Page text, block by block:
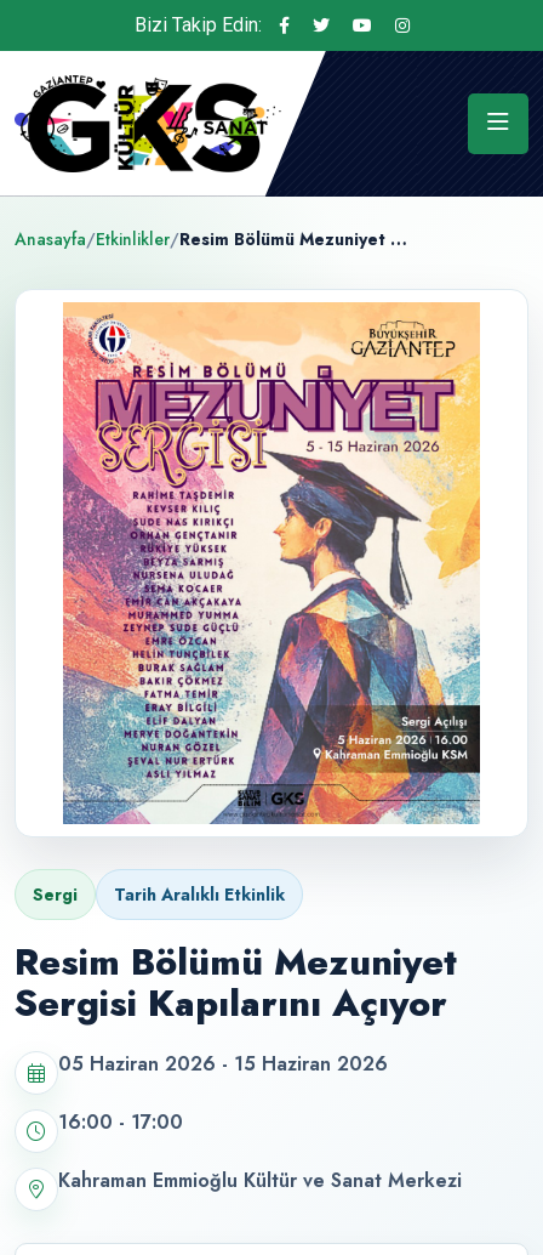
Bizi Takip Edin:
Anasayfa/Etkinlikler/ Resim Bölümü Mezuniyet Sergisi Kapılarını Açıyor
Sergi Tarih Aralıklı Etkinlik
Resim Bölümü Mezuniyet
Sergisi Kapılarını Açıyor
05 Haziran 2026 - 15 Haziran 2026
16:00 - 17:00
Kahraman Emmioğlu Kültür ve Sanat Merkezi